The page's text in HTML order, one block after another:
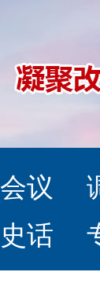
会议
史话